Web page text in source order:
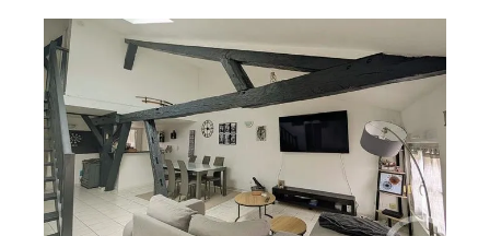
CHALONS EN CHAMPAGNE 51
96,33 m2 , 6 pièces
Ref : 7037
Appartement à vendre
183 000 €
Visiter le site dédié